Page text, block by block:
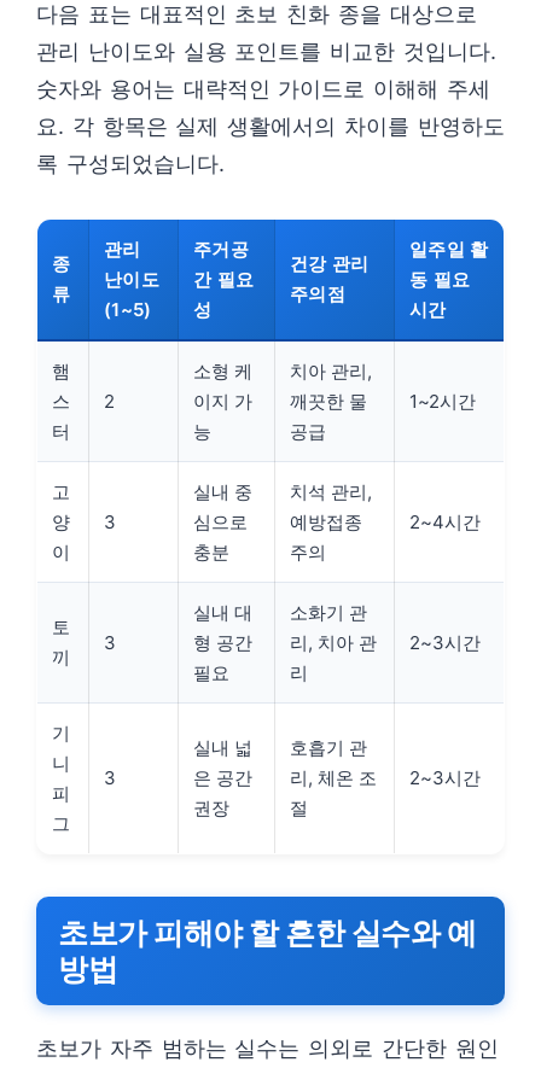
다음 표는 대표적인 초보 친화 종을 대상으로
관리 난이도와 실용 포인트를 비교한 것입니다.
숫자와 용어는 대략적인 가이드로 이해해 주세
요. 각 항목은 실제 생활에서의 차이를 반영하도
록 구성되었습니다.
종
류
관리
난이도
(1~5)
주거공
간 필요
성
건강 관리
주의점
일주일 활
동 필요
시간
햄
스
터
2
소형 케
이지 가
능
치아 관리,
깨끗한 물
공급
1~2시간
고
양
이
3
실내 중
심으로
충분
치석 관리,
예방접종
주의
2~4시간
토
끼
3
실내 대
형 공간
필요
소화기 관
리, 치아 관
리
2~3시간
기
니
피
그
3
실내 넓
은 공간
권장
호흡기 관
리, 체온 조
절
2~3시간
초보가 피해야 할 흔한 실수와 예
방법
초보가 자주 범하는 실수는 의외로 간단한 원인